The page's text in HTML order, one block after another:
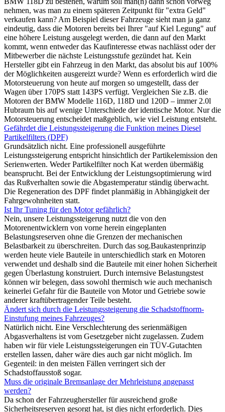
nehmen, was man zu einem späteren Zeitpunkt für "extra Geld"
verkaufen kann? Am Beispiel dieser Fahrzeuge sieht man ja ganz
eindeutig, dass die Motoren bereits bei Ihrer "auf Kiel Legung" auf
eine höhere Leistung ausgelegt werden, die dann auf den Markt
kommt, wenn entweder das Kaufinteresse etwas nachlässt oder der
Mitbewerber die nächste Leistungsstufe gezündet hat. Kein
Hersteller gibt ein Fahrzeug in den Markt, das absolut bis auf 100%
der Möglichkeiten ausgereizt wurde? Wenn es erforderlich wird die
Motorsteuerung von heute auf morgen so umgestellt, dass der
Wagen über 170PS statt 143PS verfügt. Vergleichen Sie z.B. die
Motoren der BMW Modelle 116D, 118D und 120D – immer 2.0l
Hubraum bis auf wenige Unterschiede der identische Motor. Nur die
Motorsteuerung entscheidet maßgeblich, wie viel Leistung entsteht.
Gefährdet die Leistungssteigerung die Funktion meines Diesel
Partikelfilters (DPF)
Grundsätzlich nicht. Eine professionell ausgeführte
Leistungssteigerung entspricht hinsichtlich der Partikelemission den
Serienwerten. Weder Partikelfilter noch Kat werden übermäßig
beansprucht. Bei der Entwicklung der Leistungsoptimierung wird
das Rußverhalten sowie die Abgastemperatur ständig überwacht.
Die Regeneration des DPF findet planmäßig in Abhängigkeit der
Fahrgewohnheiten statt.
Ist Ihr Tuning für den Motor gefährlich?
Nein, unsere Leistungssteigerung nutzt die von den
Motorenentwicklern von vorne herein eingeplanten
Belastungsreserven ohne die Grenzen der mechanischen
Belastbarkeit zu überschreiten. Durch das sog.Baukastenprinzip
werden heute viele Bauteile in unterschiedlich stark en Motoren
verwendet und deshalb sind die Bauteile mit einer hohen Sicherheit
gegen Überlastung konstruiert. Durch internsive Belastungstest
können wir belegen, dass sowohl thermisch wie auch mechanisch
keinerlei Gefahr für die Bauteile von Motor und Getriebe sowie
anderer kraftübertragender Teile besteht.
Ändert sich durch die Leistungssteigerung die Schadstoffnorm-
Einstufung meines Fahrzeuges?
Natürlich nicht. Eine Verschlechterung des serienmäßigen
Abgasverhaltens ist vom Gesetzgeber nicht zugelassen. Zudem
haben wir für viele Leistungssteigerungen ein TÜV-Gutachten
erstellen lassen, daher wäre dies auch gar nicht möglich. Im
Gegenteil: in den meisten Fällen verringert sich der
Schadstoffausstoß sogar.
Muss die originale Bremsanlage der Mehrleistung angepasst
werden?
Da schon der Fahrzeughersteller für ausreichend große
Sicherheitsreserven gesorgt hat, ist dies nicht erforderlich. Dies